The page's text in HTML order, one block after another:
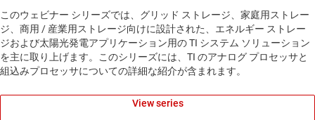
このウェビナー シリーズでは、グリッド ストレージ、家庭用ストレー
ジ、商用 / 産業用ストレージ向けに設計された、エネルギー ストレー
ジおよび太陽光発電アプリケーション用の TI システム ソリューション
を主に取り上げます。このシリーズには、TI のアナログ プロセッサと
組込みプロセッサについての詳細な紹介が含まれます。
View series